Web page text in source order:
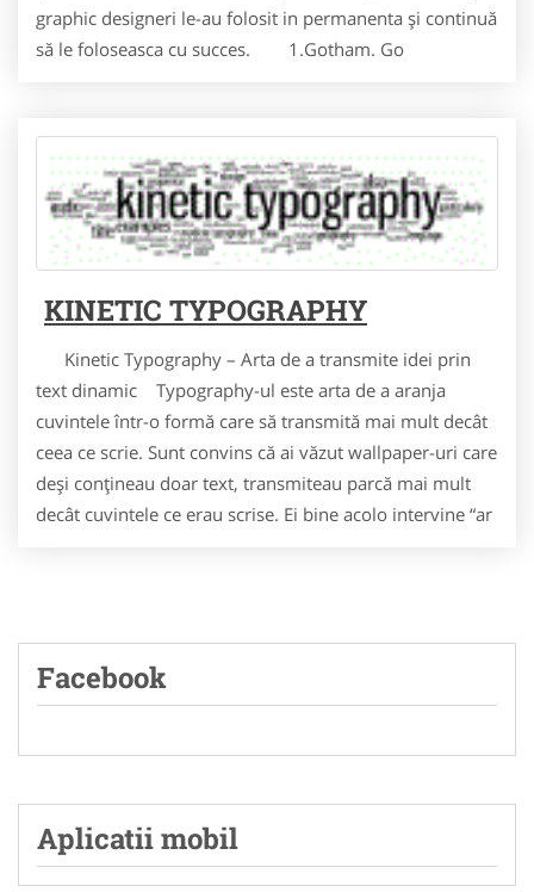
graphic designeri le-au folosit in permanenta şi continuă
să le foloseasca cu succes. 1.Gotham. Go
KINETIC TYPOGRAPHY
Kinetic Typography – Arta de a transmite idei prin
text dinamic Typography-ul este arta de a aranja
cuvintele într-o formă care să transmită mai mult decât
ceea ce scrie. Sunt convins că ai văzut wallpaper-uri care
deşi conţineau doar text, transmiteau parcă mai mult
decât cuvintele ce erau scrise. Ei bine acolo intervine “ar
Facebook
Aplicatii mobil